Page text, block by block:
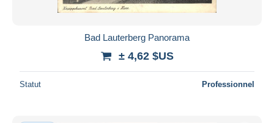
Bad Lauterberg Panorama
± 4,62 $US
Statut Professionnel